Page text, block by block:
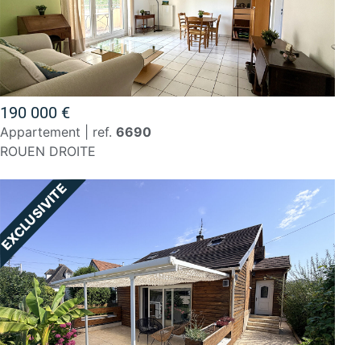
190 000 €
appartement | ref. 6690
ROUEN DROITE